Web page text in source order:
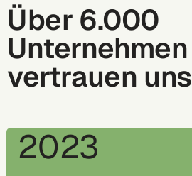
Über 6.000
Unternehmen
vertrauen uns
2023